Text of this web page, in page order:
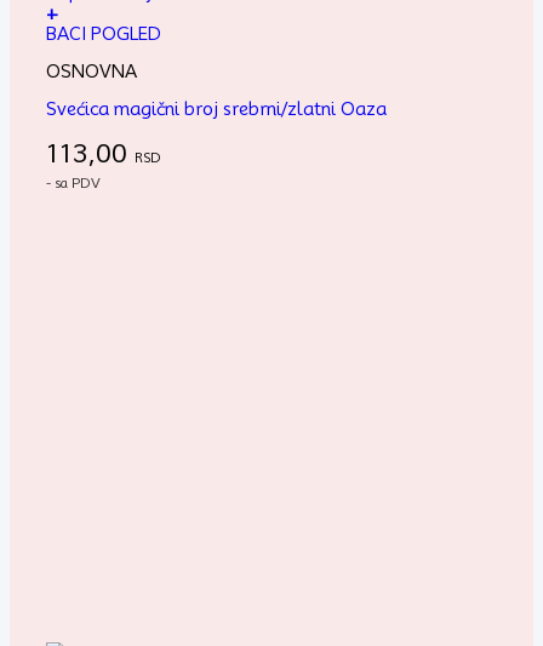
+
BACI POGLED
OSNOVNA
Svećica magični broj srebrni/zlatni Oaza
113,00 RSD
- sa PDV